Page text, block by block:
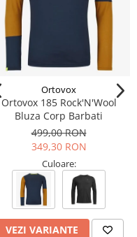
Ortovox
Ortovox 185 Rock'N'Wool
Bluza Corp Barbati
499,00 RON
349,30 RON
Culoare:
VEZI VARIANTE